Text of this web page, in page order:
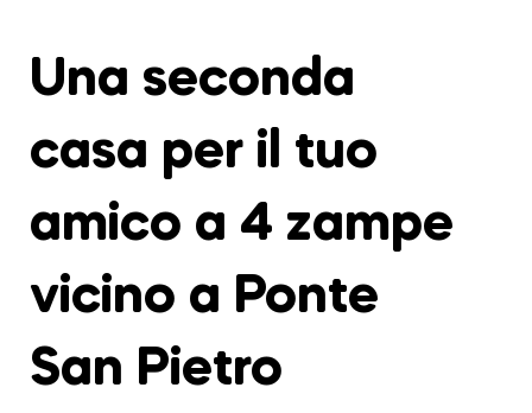
Una seconda
casa per il tuo
amico a 4 zampe
vicino a Ponte
San Pietro